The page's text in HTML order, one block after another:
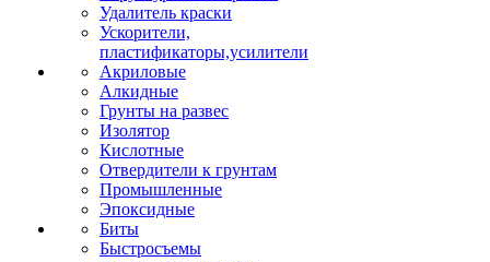
Удалитель краски
Ускорители,
пластификаторы,усилители
Акриловые
Алкидные
Грунты на развес
Изолятор
Кислотные
Отвердители к грунтам
Промышленные
Эпоксидные
Биты
Быстросъемы